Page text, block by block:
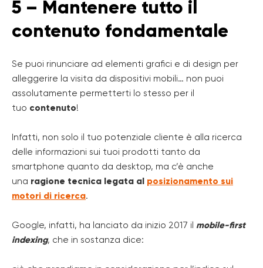
5 – Mantenere tutto il
contenuto fondamentale
Se puoi rinunciare ad elementi grafici e di design per
alleggerire la visita da dispositivi mobili… non puoi
assolutamente permetterti lo stesso per il
tuo contenuto!
Infatti, non solo il tuo potenziale cliente è alla ricerca
delle informazioni sui tuoi prodotti tanto da
smartphone quanto da desktop, ma c’è anche
una ragione tecnica legata al posizionamento sui
motori di ricerca.
Google, infatti, ha lanciato da inizio 2017 il mobile-first
indexing, che in sostanza dice: